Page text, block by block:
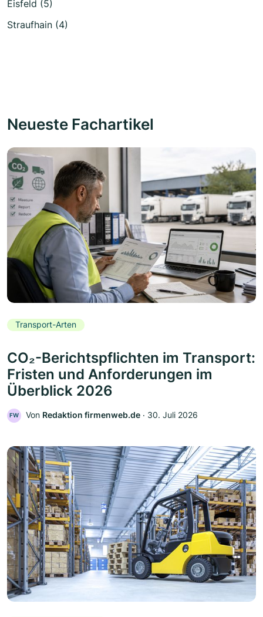
Eisfeld (5)
Straufhain (4)
Neueste Fachartikel
Transport-Arten
CO₂-Berichtspflichten im Transport:
Fristen und Anforderungen im
Überblick 2026
FW Von Redaktion firmenweb.de ‧ 30. Juli 2026